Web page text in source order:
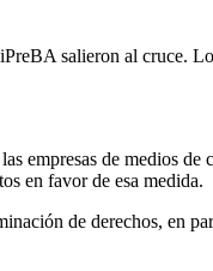
salieron al cruce.
empresas de medios
en favor de esa medida.
de derechos, en